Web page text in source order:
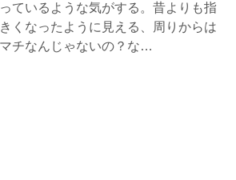
ているような気がする。昔よりも指
くなったように見える、周りからは
チなんじゃないの？な…